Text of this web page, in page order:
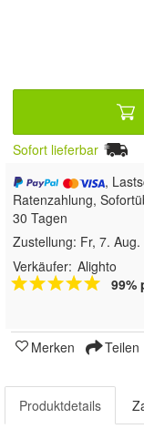
Sofort lieferbar
,
Ratenzahlung,
30 Tagen
Zustellung: Fr, 7.
Verkäufer: Alighto
99%
Merken Teilen
Produktdetails